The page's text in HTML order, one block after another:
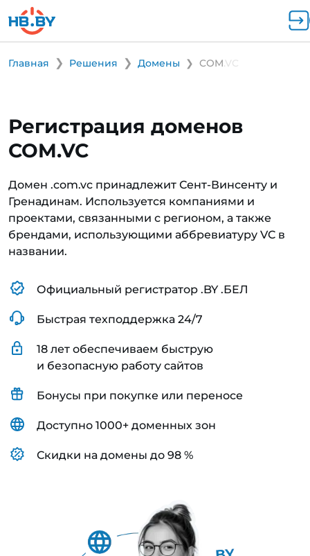
Главная Решения Домены COM.VC
Регистрация доменов
COM.VC
Домен .com.vc принадлежит Сент-Винсенту и
Гренадинам. Используется компаниями и
проектами, связанными с регионом, а также
брендами, использующими аббревиатуру VC в
названии.
Официальный регистратор .BY .БЕЛ
Быстрая техподдержка 24/7
18 лет обеспечиваем быструю
и безопасную работу сайтов
Бонусы при покупке или переносе
Доступно 1000+ доменных зон
Скидки на домены до 98 %